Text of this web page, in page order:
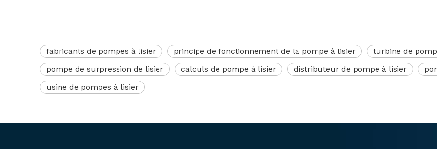
fabricants de pompes à lisier principe de fonctionnement de la pompe à lisier turbine de
pompe de surpression de lisier
calculs de pompe à lisier distributeur de pompe à lisier
usine de pompes à lisier